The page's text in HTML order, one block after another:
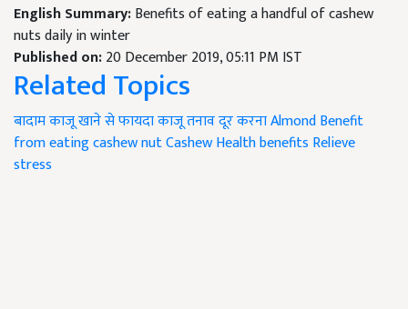
English Summary:Benefits of eating a handful of cashew
nuts daily in winter
Published on:20 December 2019, 05:11 PM IST
Related Topics
बादामकाजू खाने से फायदाकाजूतनाव दूर करनाAlmondBenefit
from eating cashew nutCashewHealth benefits Relieve
stress